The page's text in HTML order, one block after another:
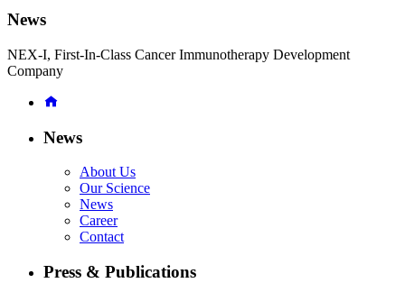
News
NEX-I, First-In-Class Cancer Immunotherapy Development
Company
News
About Us
Our Science
News
Career
Contact
Press & Publications